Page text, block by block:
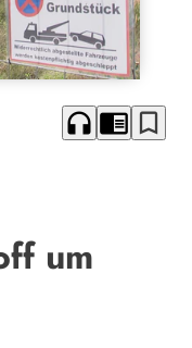
headphones chrome_reader_mode bookmark_border
um